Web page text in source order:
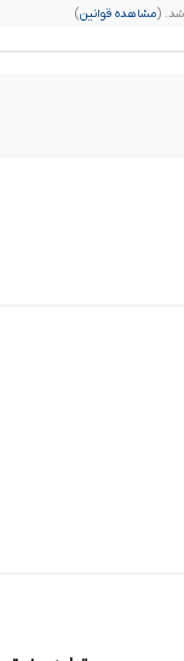
(مشاهده قوانین)